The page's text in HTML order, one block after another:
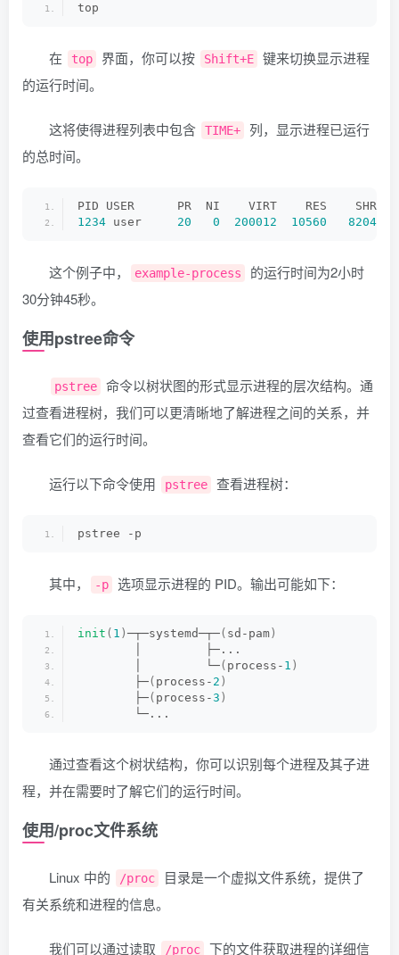
top
在 top 界面，你可以按 Shift+E
键来切换显示进程
的运行时间。
这将使得进程列表中包含 TIME+
列，显示进程已运行
的总时间。
PID USER      PR  NI    VIRT    RES    SHR S
1234 user 20 0 200012 10560 8204
这个例子中， example-process
的运行时间为2小时
30分钟45秒。
使用pstree命令
pstree
命令以树状图的形式显示进程的层次结构。通
过查看进程树，我们可以更清晰地了解进程之间的关系，并
查看它们的运行时间。
运行以下命令使用 pstree 查看进程树：
pstree -p
其中， -p 选项显示进程的 PID。输出可能如下：
init ( 1 ) ─┬─systemd─┬─( sd-pam )
        │         ├─...
        │         └─
( process- 1 )
        ├─
( process- 2 )
        ├─
( process-3 )
        └─...
通过查看这个树状结构，你可以识别每个进程及其子进
程，并在需要时了解它们的运行时间。
使用/proc文件系统
Linux 中的 /proc
目录是一个虚拟文件系统，提供了
有关系统和进程的信息。
我们可以通过读取 /proc 下的文件获取进程的详细信